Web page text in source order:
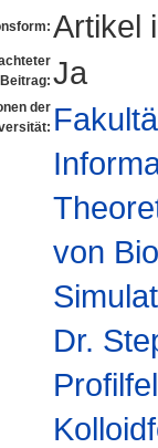
Artikel
Beitrag: Ja
der
von
Dr.